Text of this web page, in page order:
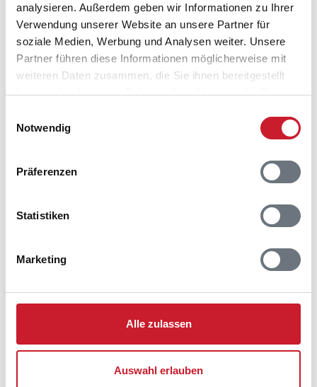
analysieren. Außerdem geben wir Informationen zu Ihrer
Verwendung unserer Website an unsere Partner für
soziale Medien, Werbung und Analysen weiter. Unsere
Partner führen diese Informationen möglicherweise mit
weiteren Daten zusammen, die Sie ihnen bereitgestellt
haben oder die sie im Rahmen Ihrer Nutzung der Dienste
Notwendig
Präferenzen
Statistiken
Marketing
Alle zulassen
Auswahl erlauben
Adresse
Ferienhaus BV369
Hedevej 8
Ho
6857 Blåvand